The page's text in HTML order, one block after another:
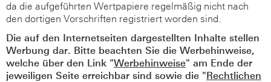
da die aufgeführten Wertpapiere regelmäßig nicht nach
den dortigen Vorschriften registriert worden sind.
Die auf den Internetseiten dargestellten Inhalte stellen
Werbung dar. Bitte beachten Sie die Werbehinweise,
welche über den Link "Werbehinweise" am Ende der
jeweiligen Seite erreichbar sind sowie die "Rechtlichen